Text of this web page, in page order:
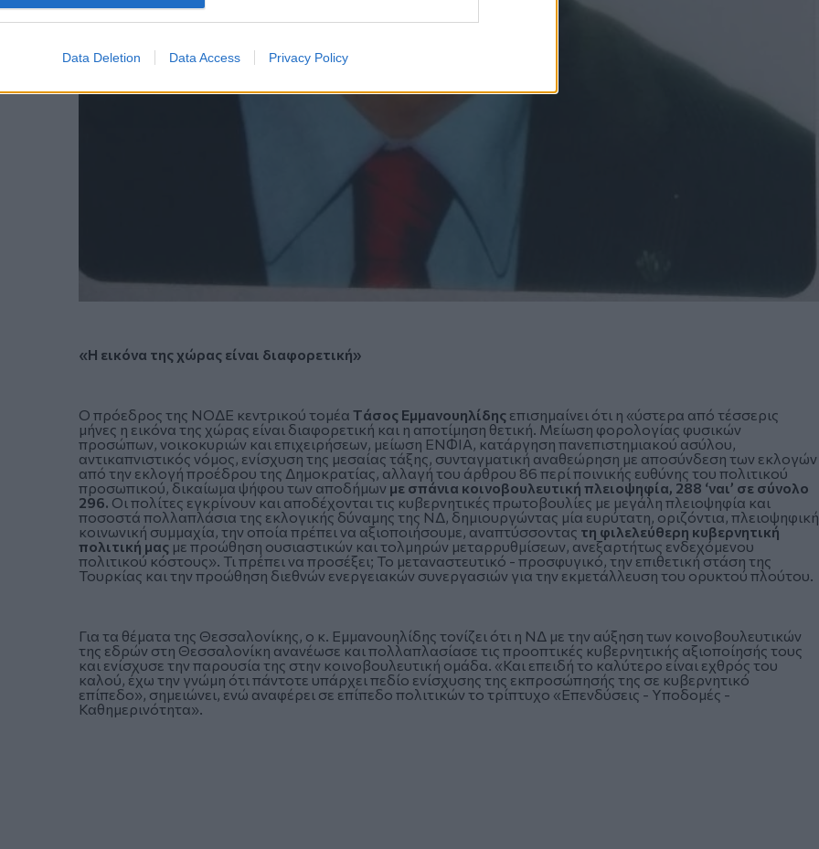
Data Deletion Data Access Privacy Policy
«Η εικόνα της χώρας είναι διαφορετική»
Ο πρόεδρος της ΝΟΔΕ κεντρικού τομέα Tάσος Εμμανουηλίδης επισημαίνει ότι η «ύστερα από τέσσερις
μήνες η εικόνα της χώρας είναι διαφορετική και η αποτίμηση θετική. Μείωση φορολογίας φυσικών
προσώπων, νοικοκυριών και επιχειρήσεων, μείωση ΕΝΦΙΑ, κατάργηση πανεπιστημιακού ασύλου,
αντικαπνιστικός νόμος, ενίσχυση της μεσαίας τάξης, συνταγματική αναθεώρηση με αποσύνδεση των εκλογών
από την εκλογή προέδρου της Δημοκρατίας, αλλαγή του άρθρου 86 περί ποινικής ευθύνης του πολιτικού
προσωπικού, δικαίωμα ψήφου των αποδήμων με σπάνια κοινοβουλευτική πλειοψηφία, 288 ‘ναι’ σε σύνολο
296. Οι πολίτες εγκρίνουν και αποδέχονται τις κυβερνητικές πρωτοβουλίες με μεγάλη πλειοψηφία και
ποσοστά πολλαπλάσια της εκλογικής δύναμης της ΝΔ, δημιουργώντας μία ευρύτατη, οριζόντια, πλειοψηφική
κοινωνική συμμαχία, την οποία πρέπει να αξιοποιήσουμε, αναπτύσσοντας τη φιλελεύθερη κυβερνητική
πολιτική μαςμε προώθηση ουσιαστικών και τολμηρών μεταρρυθμίσεων, ανεξαρτήτως ενδεχόμενου
πολιτικού κόστους». Τι πρέπει να προσέξει; Το μεταναστευτικό - προσφυγικό, την επιθετική στάση της
Τουρκίας και την προώθηση διεθνών ενεργειακών συνεργασιών για την εκμετάλλευση του ορυκτού πλούτου.
Για τα θέματα της Θεσσαλονίκης, ο κ. Εμμανουηλίδης τονίζει ότι η ΝΔ με την αύξηση των κοινοβουλευτικών
της εδρών στη Θεσσαλονίκη ανανέωσε και πολλαπλασίασε τις προοπτικές κυβερνητικής αξιοποίησής τους
και ενίσχυσε την παρουσία της στην κοινοβουλευτική ομάδα. «Και επειδή το καλύτερο είναι εχθρός του
καλού, έχω την γνώμη ότι πάντοτε υπάρχει πεδίο ενίσχυσης της εκπροσώπησής της σε κυβερνητικό
επίπεδο», σημειώνει, ενώ αναφέρει σε επίπεδο πολιτικών το τρίπτυχο «Επενδύσεις - Υποδομές -
Καθημερινότητα».